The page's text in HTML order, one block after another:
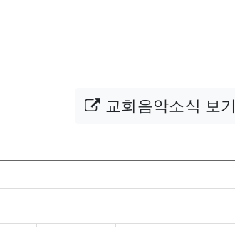
교회음악소식 보기